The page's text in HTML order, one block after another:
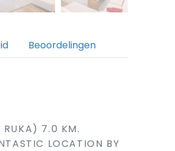
Beoordelingen
RUKA) 7.0 KM.
LOCATION BY